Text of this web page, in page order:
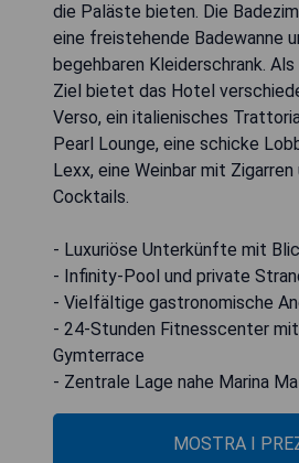
die Paläste bieten. Die
eine freistehende Badewanne
begehbaren Kleiderschrank.
Ziel bietet das Hotel
Verso, ein italienisches
Pearl Lounge, eine schicke
Lexx, eine Weinbar mit
Cocktails.
- Luxuriöse Unterkünfte mit
- Infinity-Pool und private
- Vielfältige gastronomische
- 24-Stunden Fitnesscenter
Gymterrace
- Zentrale Lage nahe Marina
MOSTRA I